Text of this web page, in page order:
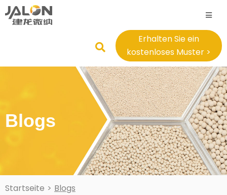
Erhalten Sie ein
kostenloses Muster >
Blogs
Startseite > Blogs